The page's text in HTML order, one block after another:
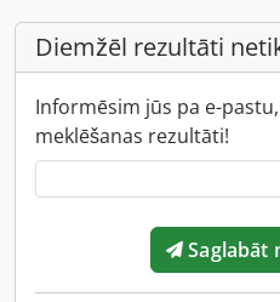
Diemžēl rezultāti
Informēsim jūs pa e-
meklēšanas rezultāti!
Saglabāt